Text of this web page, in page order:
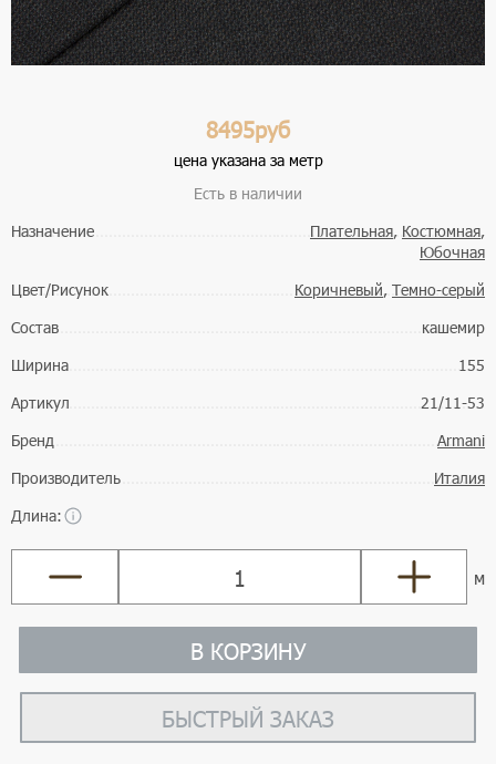
8495руб
цена указана за метр
Есть в наличии
Назначение
Плательная, Костюмная,
Юбочная
Цвет/Рисунок
Коричневый, Темно-серый
Состав
кашемир
Ширина
155
Артикул
21/11-53
Бренд
Armani
Производитель
Италия
Длина:
м
В КОРЗИНУ
БЫСТРЫЙ ЗАКАЗ